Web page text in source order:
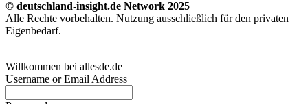
© deutschland-insight.de Network 2025
Alle Rechte vorbehalten. Nutzung ausschließlich für den privaten
Eigenbedarf.
Willkommen bei allesde.de
Username or Email Address